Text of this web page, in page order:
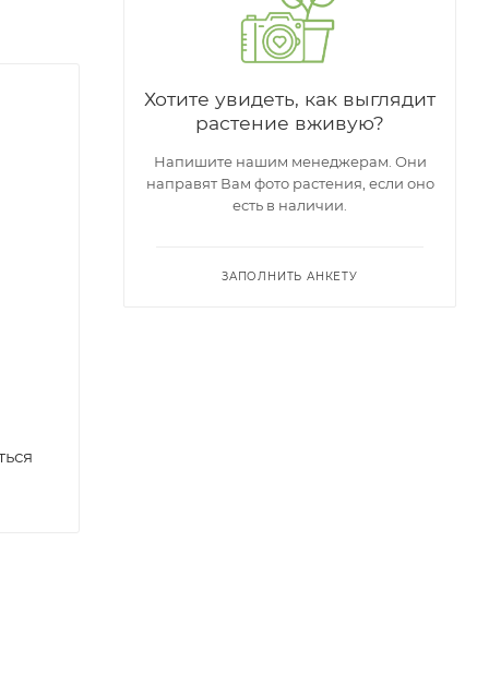
Хотите увидеть, как выглядит
растение вживую?
Напишите нашим менеджерам. Они
направят Вам фото растения, если оно
есть в наличии.
ЗАПОЛНИТЬ АНКЕТУ